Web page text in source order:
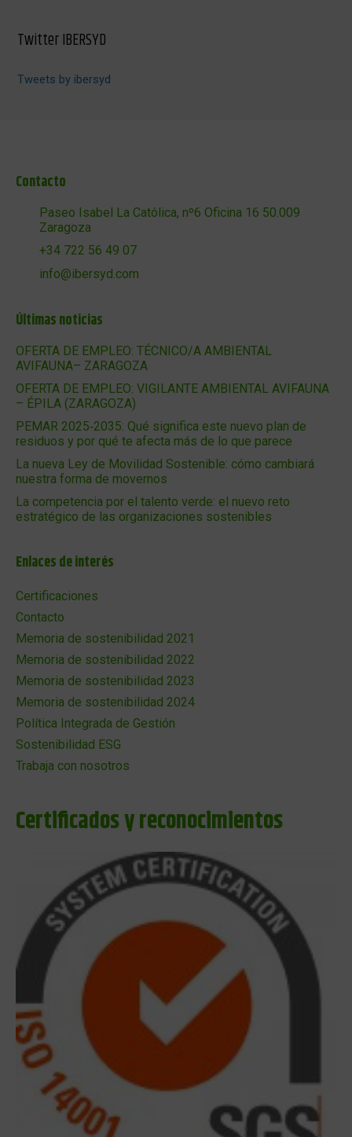
Twitter IBERSYD
Tweets by ibersyd
Contacto
Paseo Isabel La Católica, nº6 Oficina 16 50.009
Zaragoza
+34 722 56 49 07
info@ibersyd.com
Últimas noticias
OFERTA DE EMPLEO: TÉCNICO/A AMBIENTAL
AVIFAUNA– ZARAGOZA
OFERTA DE EMPLEO: VIGILANTE AMBIENTAL AVIFAUNA
– ÉPILA (ZARAGOZA)
PEMAR 2025‑2035: Qué significa este nuevo plan de
residuos y por qué te afecta más de lo que parece
La nueva Ley de Movilidad Sostenible: cómo cambiará
nuestra forma de movernos
La competencia por el talento verde: el nuevo reto
estratégico de las organizaciones sostenibles
Enlaces de interés
Certificaciones
Contacto
Memoria de sostenibilidad 2021
Memoria de sostenibilidad 2022
Memoria de sostenibilidad 2023
Memoria de sostenibilidad 2024
Política Integrada de Gestión
Sostenibilidad ESG
Trabaja con nosotros
Certificados y reconocimientos